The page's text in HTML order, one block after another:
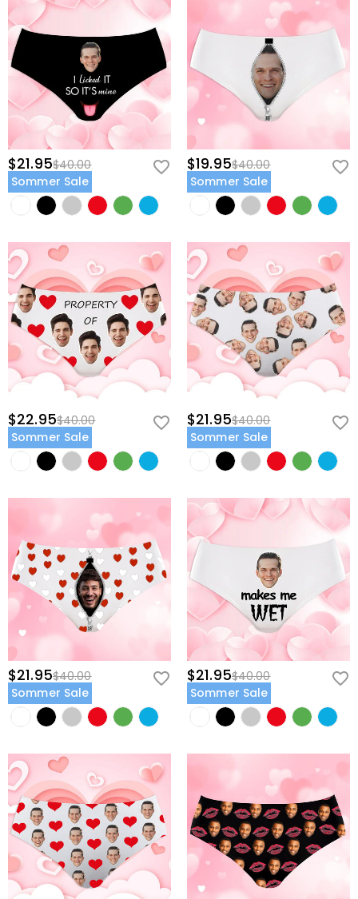
$21.95$40.00
Sommer Sale
$19.95$40.00
Sommer Sale
$22.95$40.00
Sommer Sale
$21.95$40.00
Sommer Sale
$21.95$40.00
Sommer Sale
$21.95$40.00
Sommer Sale